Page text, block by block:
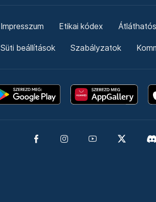
Impresszum Etikai kódex
Süti beállítások Szabályzatok